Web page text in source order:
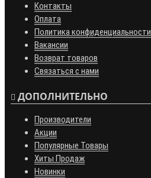
Контакты
Оплата
Политика конфиденциальности
Вакансии
Возврат товаров
Связаться с нами
ДОПОЛНИТЕЛЬНО
Производители
Акции
Популярные Товары
Хиты Продаж
Новинки